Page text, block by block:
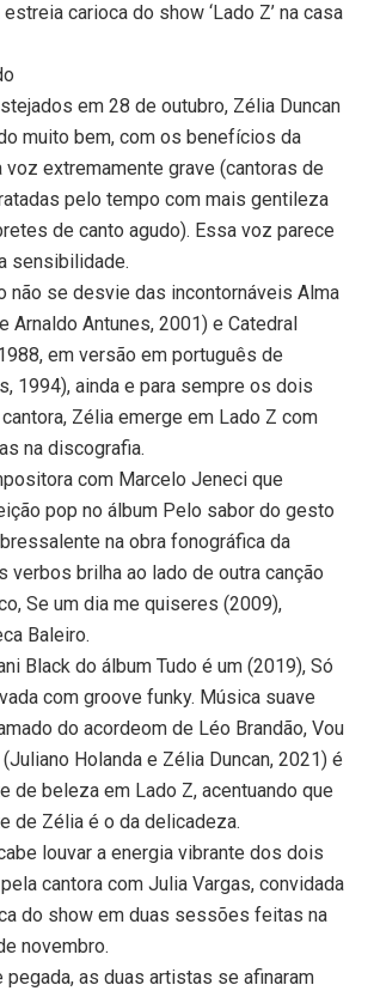
carioca do show ‘Lado Z’ na casa
em 28 de outubro, Zélia Duncan
muito bem, com os benefícios da
voz extremamente grave (cantoras de
pelo tempo com mais gentileza
de canto agudo). Essa voz parece
sensibilidade.
não se desvie das incontornáveis Alma
Arnaldo Antunes, 2001) e Catedral
em versão em português de
1994), ainda e para sempre os dois
Zélia emerge em Lado Z com
na discografia.
com Marcelo Jeneci que
pop no álbum Pelo sabor do gesto
na obra fonográfica da
verbos brilha ao lado de outra canção
Se um dia me quiseres (2009),
Baleiro.
Black do álbum Tudo é um (2019), Só
com groove funky. Música suave
do acordeom de Léo Brandão, Vou
Holanda e Zélia Duncan, 2021) é
de beleza em Lado Z, acentuando que
de Zélia é o da delicadeza.
louvar a energia vibrante dos dois
cantora com Julia Vargas, convidada
do show em duas sessões feitas na
novembro.
pegada, as duas artistas se afinaram